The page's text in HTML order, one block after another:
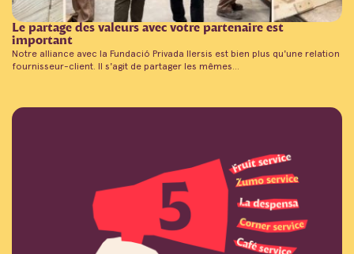
Le partage des valeurs avec votre partenaire est
important
Notre alliance avec la Fundació Privada Ilersis est bien plus qu'une relation
fournisseur-client. Il s'agit de partager les mêmes...